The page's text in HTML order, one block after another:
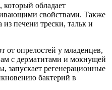
который обладает
свойствами. Также
печени трески, тальк и
от опрелостей у младенцев,
с дерматитами и мокнущей
запускает регенерационные
бактерий в